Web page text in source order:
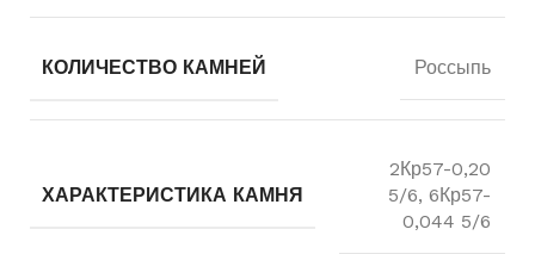
КОЛИЧЕСТВО КАМНЕЙ Россыпь
ХАРАКТЕРИСТИКА КАМНЯ
2Кр57-0,20
5/6, 6Кр57-
0,044 5/6